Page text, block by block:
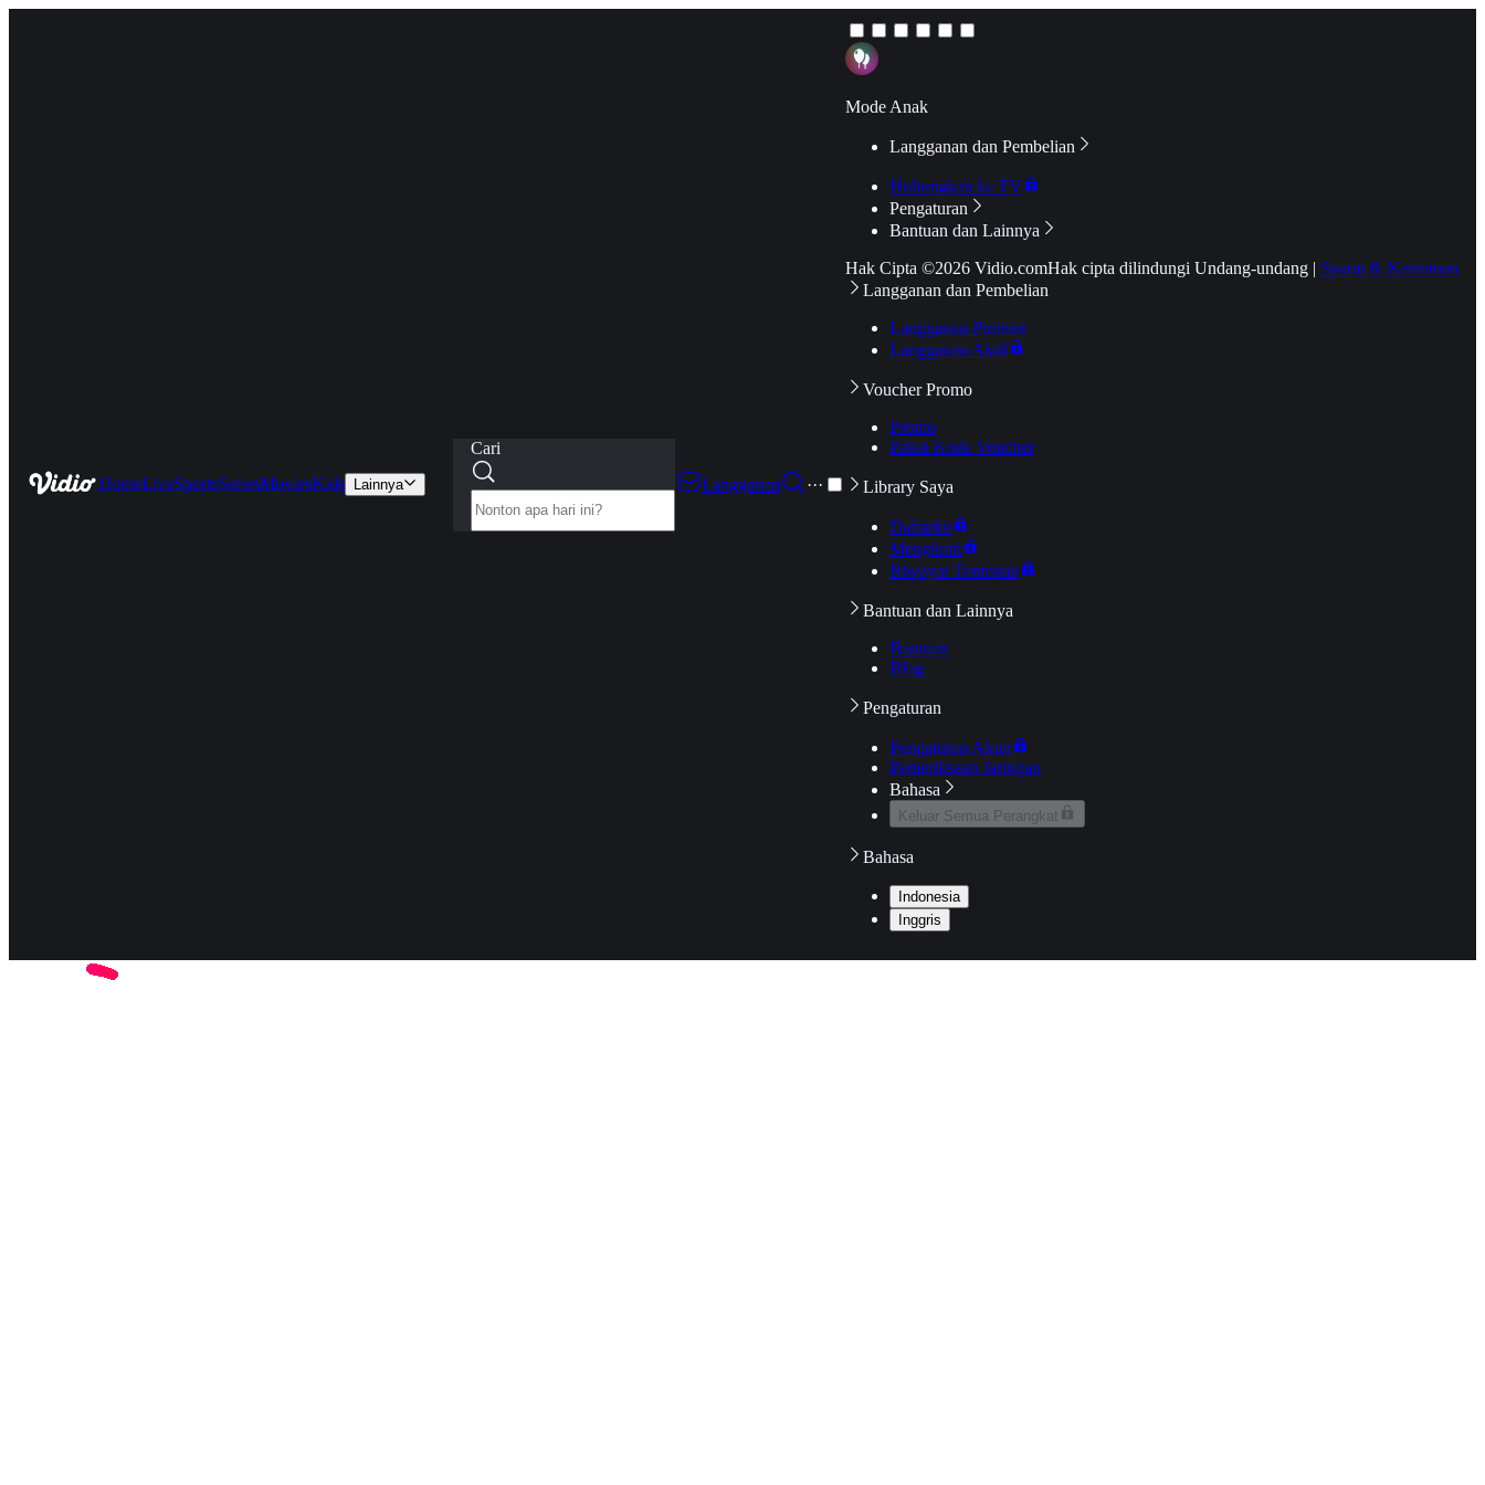
HomeLiveSportsSeriesMoviesKids Lainnya
Cari
Langganan
···
Mode Anak
Langganan dan Pembelian
Hubungkan ke TV
Pengaturan
Bantuan dan Lainnya
Hak Cipta ©2026 Vidio.comHak cipta dilindungi Undang-undang | Syarat & Ketentuan
Langganan dan Pembelian
Langganan Premier
Langganan Aktif
Voucher Promo
Promo
Pakai Kode Voucher
Library Saya
Daftarku
Mengikuti
Riwayat Tontonan
Bantuan dan Lainnya
Bantuan
Blog
Pengaturan
Pengaturan Akun
Pemeriksaan Jaringan
Bahasa
Keluar Semua Perangkat
Bahasa
Indonesia
Inggris